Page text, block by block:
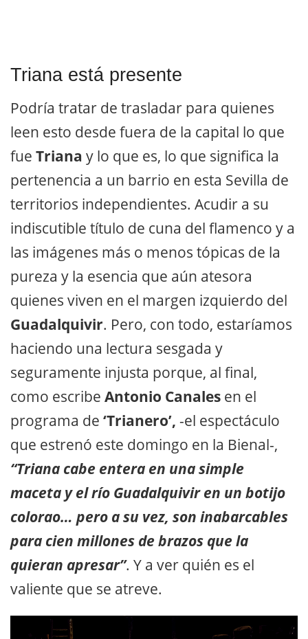
Triana está presente
Podría tratar de trasladar para quienes
leen esto desde fuera de la capital lo que
fue Triana y lo que es, lo que significa la
pertenencia a un barrio en esta Sevilla de
territorios independientes. Acudir a su
indiscutible título de cuna del flamenco y a
las imágenes más o menos tópicas de la
pureza y la esencia que aún atesora
quienes viven en el margen izquierdo del
Guadalquivir. Pero, con todo, estaríamos
haciendo una lectura sesgada y
seguramente injusta porque, al final,
como escribe Antonio Canales en el
programa de ‘Trianero’, -el espectáculo
que estrenó este domingo en la Bienal-,
“Triana cabe entera en una simple
maceta y el río Guadalquivir en un botijo
colorao… pero a su vez, son inabarcables
para cien millones de brazos que la
quieran apresar”. Y a ver quién es el
valiente que se atreve.